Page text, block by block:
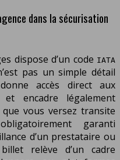
dans la sécurisation
dispose d’un code IATA
pas un simple détail
accès direct aux
et encadre légalement
que vous versez transite
garanti
d’un prestataire ou
relève d’un cadre